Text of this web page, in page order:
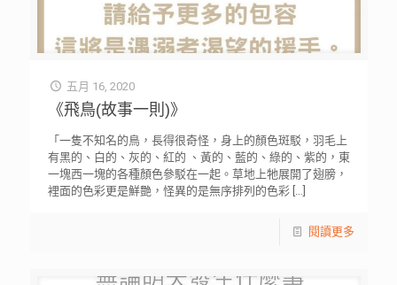
五月 16, 2020
《飛鳥(故事一則)》
「一隻不知名的鳥，長得很奇怪，身上的顏色斑駁，羽毛上
有黑的、白的、灰的、紅的 、黃的、藍的、綠的、紫的，東
一塊西一塊的各種顏色參駁在一起。草地上牠展開了翅膀，
裡面的色彩更是鮮艷，怪異的是無序排列的色彩[…]
閱讀更多